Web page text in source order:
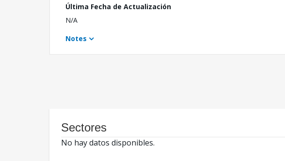
Última Fecha de Actualización
N/A
Notes
Sectores
No hay datos disponibles.